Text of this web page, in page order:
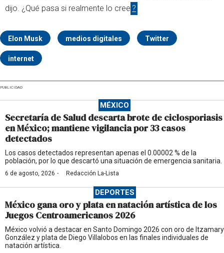
dijo. ¿Qué pasa si realmente lo cree ?
Elon Musk medios digitales Twitter
internet
PUBLICIDAD
MÉXICO
Secretaría de Salud descarta brote de ciclosporiasis
en México; mantiene vigilancia por 33 casos
detectados
Los casos detectados representan apenas el 0.00002 % de la
población, por lo que descartó una situación de emergencia sanitaria.
6 de agosto, 2026 · Redacción La-Lista
DEPORTES
México gana oro y plata en natación artística de los
Juegos Centroamericanos 2026
México volvió a destacar en Santo Domingo 2026 con oro de Itzamary
González y plata de Diego Villalobos en las finales individuales de
natación artística.